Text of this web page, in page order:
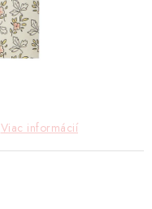
Viac informácií